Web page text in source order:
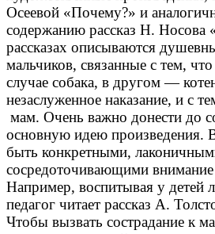
Осеевой «Почему?» и
содержанию рассказ Н. Носова
рассказах описываются
мальчиков, связанные с тем,
случае собака, в другом —
незаслуженное наказание, и с
мам. Очень важно донести до
основную идею
быть конкретными,
сосредоточивающими внимание
Например, воспитывая у детей
педагог читает рассказ А.
Чтобы вызвать сострадание к